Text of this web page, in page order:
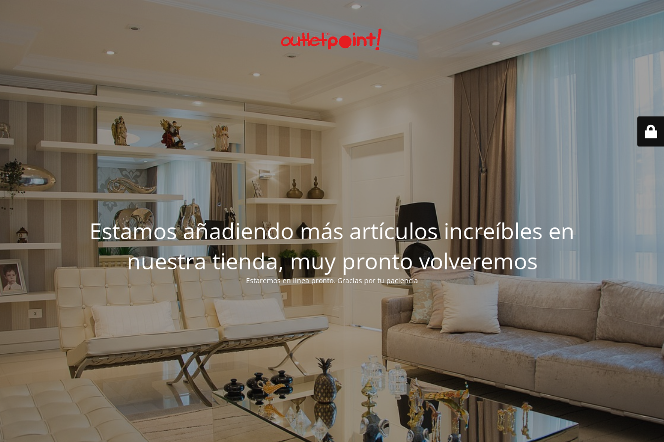
Estamos añadiendo más artículos increíbles en
nuestra tienda, muy pronto volveremos
Estaremos en línea pronto. Gracias por tu paciencia